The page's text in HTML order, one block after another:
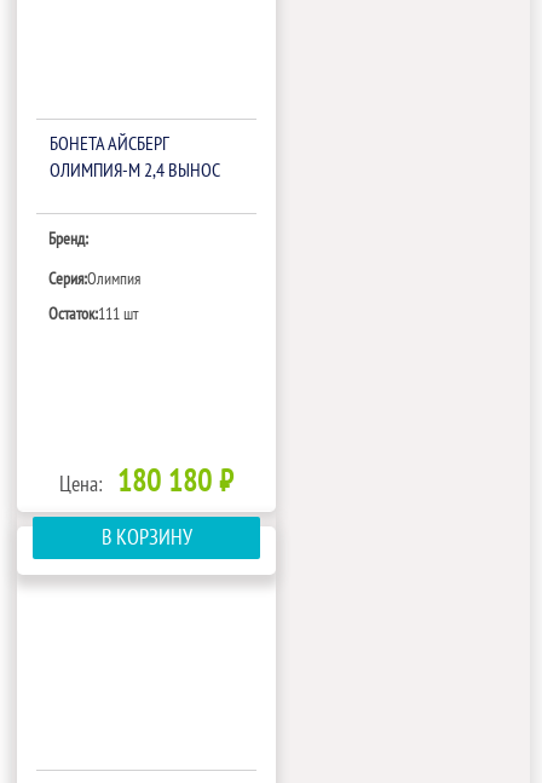
БОНЕТА АЙСБЕРГ
ОЛИМПИЯ-М 2,4 ВЫНОС
Бренд:
Серия:Олимпия
Остаток:111 шт
Цена: 180 180 ₽
В КОРЗИНУ